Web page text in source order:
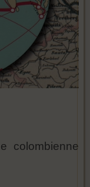
colombienne